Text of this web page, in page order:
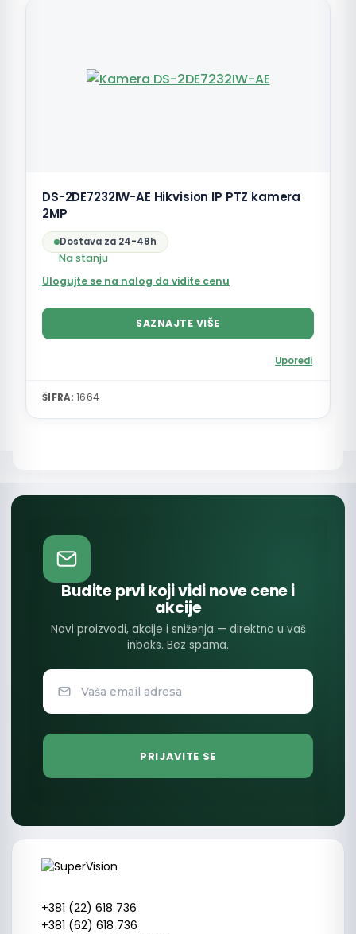
DS-2DE7232IW-AE Hikvision IP PTZ kamera
2MP
Dostava za 24-48h
Na stanju
Ulogujte se na nalog da vidite cenu
SAZNAJTE VIŠE
Uporedi
ŠIFRA: 1664
Budite prvi koji vidi nove cene i
akcije
Novi proizvodi, akcije i sniženja — direktno u vaš
inboks. Bez spama.
+381 (22) 618 736
+381 (62) 618 736